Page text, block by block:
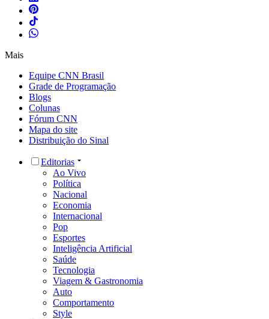
Mais
Equipe CNN Brasil
Grade de Programação
Blogs
Colunas
Fórum CNN
Mapa do site
Distribuição do Sinal
Editorias
Ao Vivo
Política
Nacional
Economia
Internacional
Pop
Esportes
Inteligência Artificial
Saúde
Tecnologia
Viagem & Gastronomia
Auto
Comportamento
Style